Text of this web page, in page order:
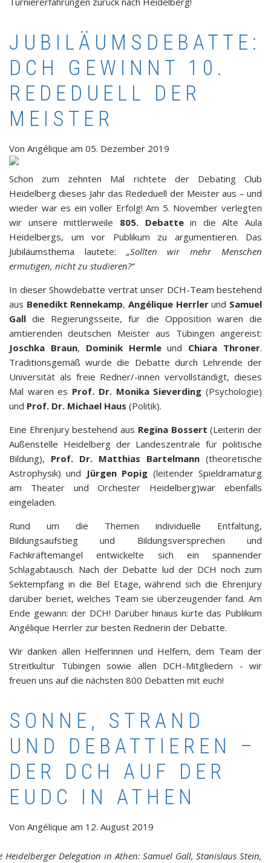
JUBILÄUMSDEBATTE:
DCH GEWINNT 10.
REDEDUELL DER
MEISTER
Von Angélique am 05. Dezember 2019
Schon zum zehnten Mal richtete der Debating Club
Heidelberg dieses Jahr das Rededuell der Meister aus – und
wieder war es ein voller Erfolg! Am 5. November verlegten
wir unsere mittlerweile 805. Debattein die Alte Aula
Heidelbergs, um vor Publikum zu argumentieren. Das
Jubiläumsthema lautete: „Sollten wir mehr Menschen
ermutigen, nicht zu studieren?“
In dieser Showdebatte vertrat unser DCH-Team bestehend
aus Benedikt Rennekamp,Angélique Herrlerund Samuel
Gall die Regierungsseite, für die Opposition waren die
amtierenden deutschen Meister aus Tübingen angereist:
Joschka Braun, Dominik Hermleund Chiara Throner.
Traditionsgemäß wurde die Debatte durch Lehrende der
Universität als freie Redner/-innen vervollständigt, dieses
Mal waren es Prof. Dr. Monika Sieverding (Psychologie)
und Prof. Dr. Michael Haus (Politik).
Eine Ehrenjury bestehend aus Regina Bossert (Leiterin der
Außenstelle Heidelberg der Landeszentrale für politische
Bildung), Prof. Dr. Matthias Bartelmann (theoretische
Astrophysik) und Jürgen Popig (leitender Spieldramaturg
am Theater und Orchester Heidelberg)war ebenfalls
eingeladen.
Rund um die Themen individuelle Entfaltung,
Bildungsaufstieg und Bildungsversprechen und
Fachkräftemangel entwickelte sich ein spannender
Schlagabtausch. Nach der Debatte lud der DCH noch zum
Sektempfang in die Bel Etage, während sich die Ehrenjury
darüber beriet, welches Team sie überzeugender fand. Am
Ende gewann: der DCH! Darüber hinaus kürte das Publikum
Angélique Herrler zur besten Rednerin der Debatte.
Wir danken allen Helferinnen und Helfern, dem Team der
Streitkultur Tübingen sowie allen DCH-Mitgliedern - wir
freuen uns auf die nächsten 800 Debatten mit euch!
SONNE, STRAND
UND DEBATTIEREN –
DER DCH AUF DER
EUDC IN ATHEN
Von Angélique am 12. August 2019
Heidelberger Delegation in Athen: Samuel Gall, Stanislaus Stein,